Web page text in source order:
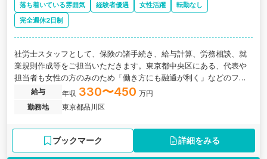
落ち着いている雰囲気 経験者優遇 女性活躍
転勤なし
完全週休2日制
社労士スタッフとして、保険の諸手続き、給与計算、労務相談、就
業規則作成等をご担当いただきます。東京都中央区にある、代表や
担当者も女性の方のみのため「働き方にも融通が利く」などのフレ
キシブルな相談が可能な社会保険労務士法人の求人です。
給与 年収 330〜450 万円
勤務地
東京都品川区
ブックマーク 詳細をみる